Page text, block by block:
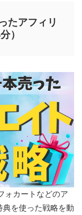
たアフィリ
）
ォカートなどのア
を使った戦略を動